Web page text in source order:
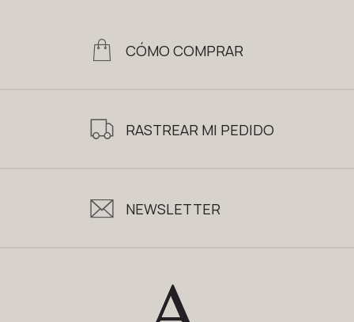
CÓMO COMPRAR
RASTREAR MI PEDIDO
NEWSLETTER